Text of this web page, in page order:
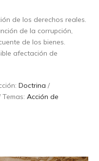
de los derechos reales.
de la corrupción,
de los bienes.
afectación de
Doctrina /
Temas:Acción de